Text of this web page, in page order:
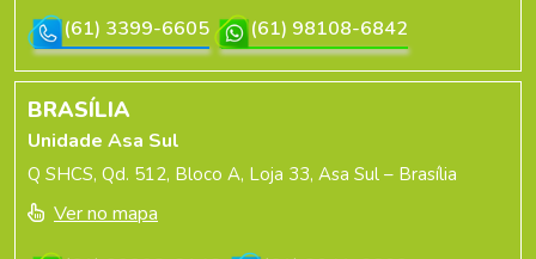
(61) 3399-6605
(61) 98108-6842
BRASÍLIA
Unidade Asa Sul
Q SHCS, Qd. 512, Bloco A, Loja 33, Asa Sul – Brasília
Ver no mapa